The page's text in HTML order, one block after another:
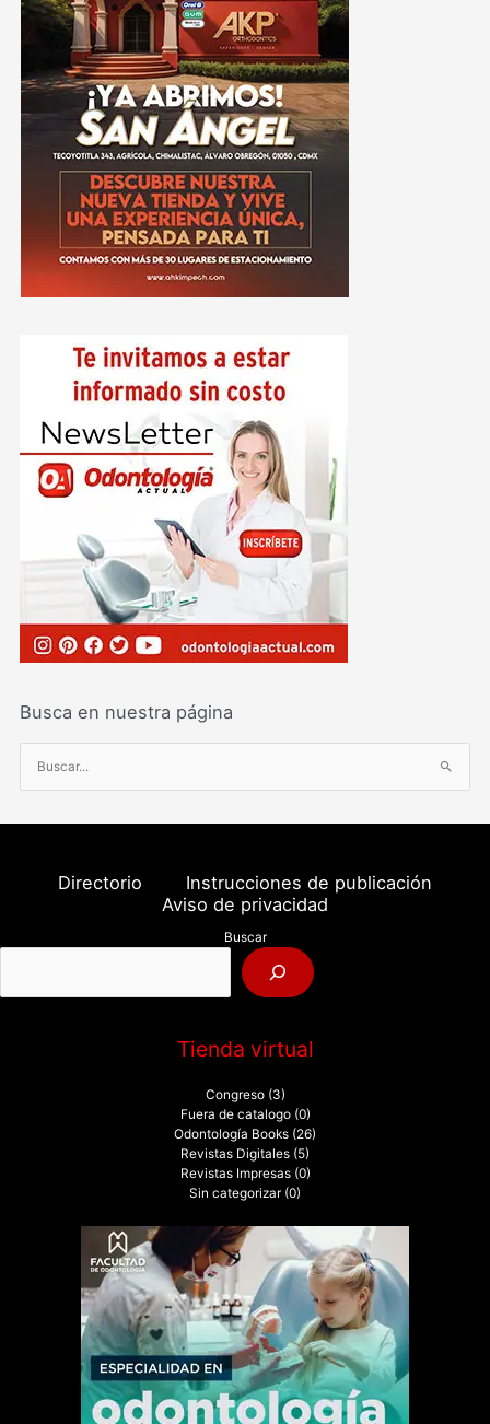
Busca en nuestra página
u
s
o
:
Directorio
Instrucciones de publicación
Aviso de privacidad
Buscar
Tienda virtual
Congreso (3)
Fuera de catalogo (0)
Odontología Books (26)
Revistas Digitales (5)
Revistas Impresas (0)
Sin categorizar (0)